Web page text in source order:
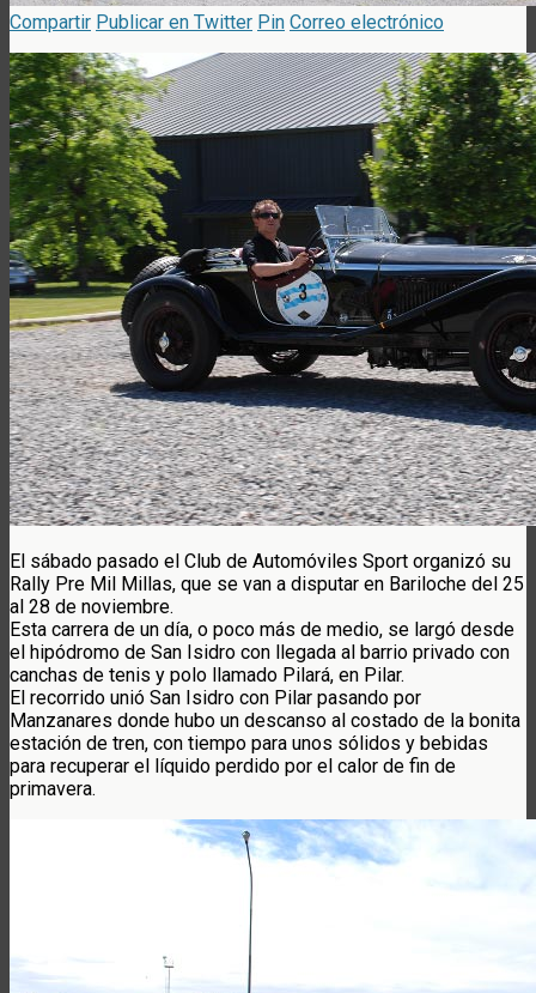
Compartir Publicar en Twitter Pin Correo electrónico
El sábado pasado el Club de Automóviles Sport organizó su
Rally Pre Mil Millas, que se van a disputar en Bariloche del 25
al 28 de noviembre.
Esta carrera de un día, o poco más de medio, se largó desde
el hipódromo de San Isidro con llegada al barrio privado con
canchas de tenis y polo llamado Pilará, en Pilar.
El recorrido unió San Isidro con Pilar pasando por
Manzanares donde hubo un descanso al costado de la bonita
estación de tren, con tiempo para unos sólidos y bebidas
para recuperar el líquido perdido por el calor de fin de
primavera.